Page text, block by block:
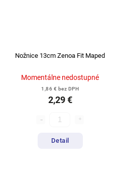
Nožnice 13cm Zenoa Fit Maped
Momentálne nedostupné
1,86 € bez DPH
2,29 €
Detail